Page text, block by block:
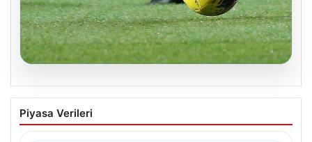
05.08.2026
04 Ağustos 2026 Salı Günkü Maç
Programı ve Yayın Akışları
Piyasa Verileri